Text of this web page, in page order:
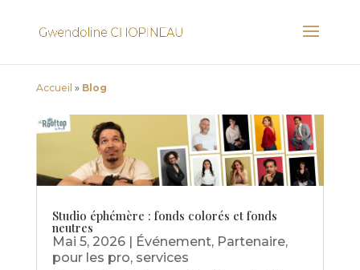
Accueil » Blog
Studio éphémère : fonds colorés et fonds
neutres
Mai 5, 2026| Événement, Partenaire,
pour les pro, services